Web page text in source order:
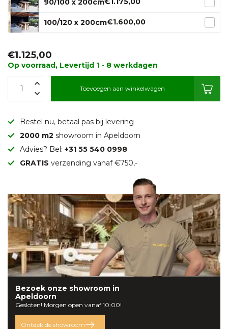
100/120 x 200cm€1.600,00
€1.125,00
Op voorraad, Levertijd 1 - 8 werkdagen
Toevoegen aan winkelwagen
Bestel nu, betaal pas bij levering
2000 m2 showroom in Apeldoorn
Advies? Bel: +31 55 540 0998
GRATIS verzending vanaf €750,-
Bezoek onze showroom in
Apeldoorn
Gesloten! Morgen open vanaf 10:00!
Ontdek de showroom